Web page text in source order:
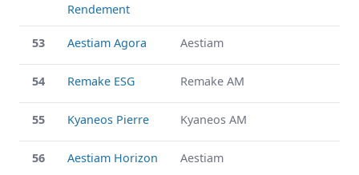
Rendement
53 Aestiam Agora Aestiam
54 Remake ESG Remake AM
55 Kyaneos Pierre Kyaneos AM
56 Aestiam Horizon Aestiam